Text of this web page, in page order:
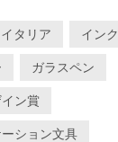
イタリア インク
ガラスペン
ン賞
ション文具